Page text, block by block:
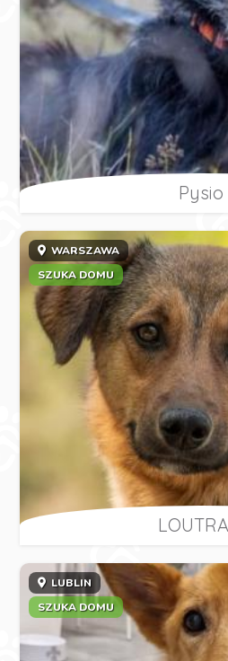
Pysio
WARSZAWA
SZUKA DOMU
LUBLIN
SZUKA DOMU